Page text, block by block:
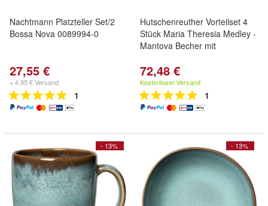
Nachtmann Platzteller Set/2
Bossa Nova 0089994-0
27,55 €
+ 4,95 € Versand
1
Hutschenreuther Vorteilset 4
Stück Maria Theresia Medley -
Mantova Becher mit
72,48 €
Kostenloser Versand
1
- 13% - 13%